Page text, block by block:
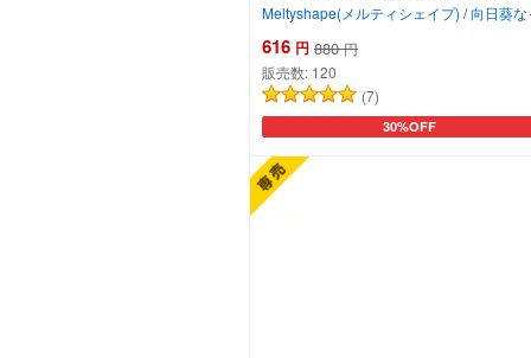
Meltyshape(メルティシェイプ) /向日葵な
616 円 880 円
販売数: 120
(7)
30%OFF
カートに追加